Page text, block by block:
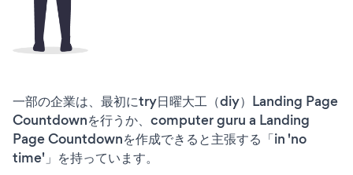
一部の企業は、最初にtry日曜大工（diy）Landing Page
Countdownを行うか、computer guru a Landing
Page Countdownを作成できると主張する「in 'no
time'」を持っています。